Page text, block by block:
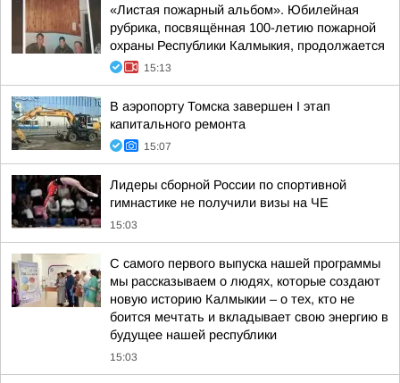
«Листая пожарный альбом». Юбилейная
рубрика, посвящённая 100-летию пожарной
охраны Республики Калмыкия, продолжается
15:13
В аэропорту Томска завершен I этап
капитального ремонта
15:07
Лидеры сборной России по спортивной
гимнастике не получили визы на ЧЕ
15:03
С самого первого выпуска нашей программы
мы рассказываем о людях, которые создают
новую историю Калмыкии – о тех, кто не
боится мечтать и вкладывает свою энергию в
будущее нашей республики
15:03